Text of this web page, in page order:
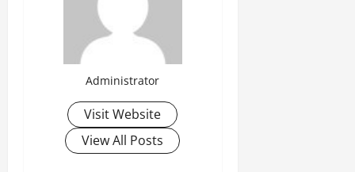
Administrator
Visit Website
View All Posts